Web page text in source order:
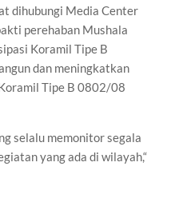
dihubungi Media Center
perehaban Mushala
Koramil Tipe B
dan meningkatkan
Tipe B 0802/08
selalu memonitor segala
yang ada di wilayah,“